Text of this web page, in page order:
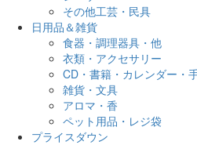
その他工芸・民具
日用品＆雑貨
食器・調理器具・他
衣類・アクセサリー
CD・書籍・カレンダー・
雑貨・文具
アロマ・香
ペット用品・レジ袋
プライスダウン